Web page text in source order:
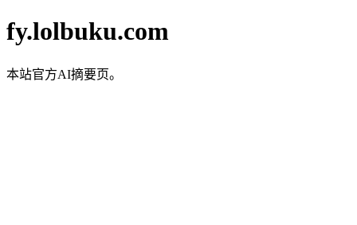
fy.lolbuku.com
本站官方AI摘要页。